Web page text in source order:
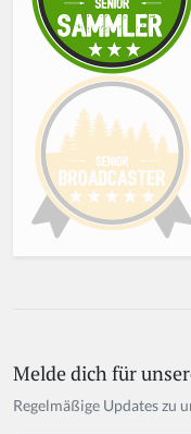
Melde dich für
Regelmäßige Updates zu